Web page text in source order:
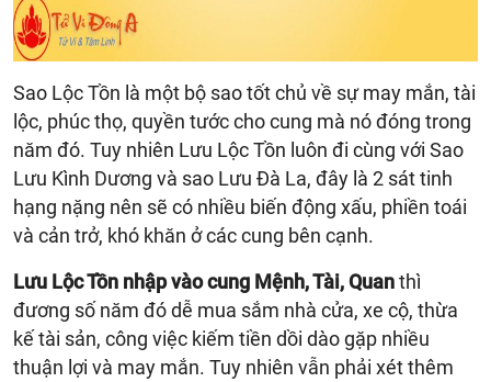
Sao Lộc Tồn là một bộ sao tốt chủ về sự may mắn, tài
lộc, phúc thọ, quyền tước cho cung mà nó đóng trong
năm đó. Tuy nhiên Lưu Lộc Tồn luôn đi cùng với Sao
Lưu Kình Dương và sao Lưu Đà La, đây là 2 sát tinh
hạng nặng nên sẽ có nhiều biến động xấu, phiền toái
và cản trở, khó khăn ở các cung bên cạnh.
Lưu Lộc Tồn nhập vào cung Mệnh, Tài, Quanthì
đương số năm đó dễ mua sắm nhà cửa, xe cộ, thừa
kế tài sản, công việc kiếm tiền dồi dào gặp nhiều
thuận lợi và may mắn. Tuy nhiên vẫn phải xét thêm